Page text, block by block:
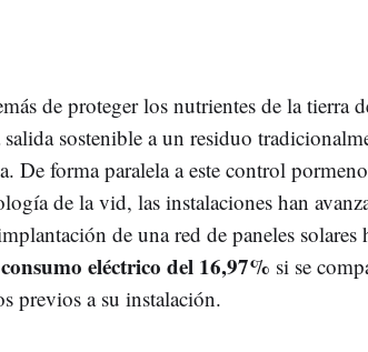
de proteger los nutrientes de la tierra
salida sostenible a un residuo
De forma paralela a este control
de la vid, las instalaciones han
de una red de paneles
eléctrico del 16,97% si se
previos a su instalación.